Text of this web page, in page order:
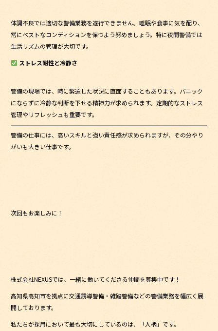
体調不良では適切な警備業務を遂行できません。睡眠や食事に気を配り、
常にベストなコンディションを保つよう努めましょう。特に夜間警備では
生活リズムの管理が大切です。
ストレス耐性と冷静さ
警備の現場では、時に緊迫した状況に直面することもあります。パニック
にならずに冷静な判断を下せる精神力が求められます。定期的なストレス
管理やリフレッシュも重要です。
警備の仕事には、高いスキルと強い責任感が求められますが、その分やり
がいも大きい仕事です。
次回もお楽しみに！
株式会社NEXUSでは、一緒に働いてくださる仲間を募集中です！
高知県高知市を拠点に交通誘導警備・雑踏警備などの警備業務を幅広く展
開しております。
私たちが採用において最も大切にしているのは、「人柄」です。